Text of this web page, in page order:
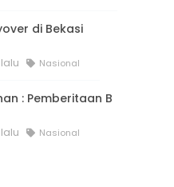
di Bekasi
Nasional
: Pemberitaan B
Nasional